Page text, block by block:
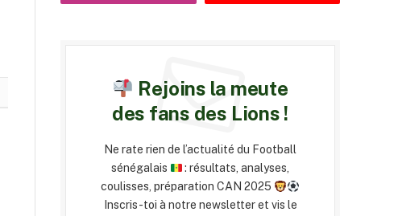
Rejoins la meute
des fans des Lions !
Ne rate rien de l’actualité du Football
sénégalais
: résultats, analyses,
coulisses, préparation CAN 2025
Inscris-toi à notre newsletter et vis le